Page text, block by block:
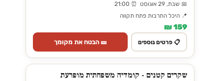
📅 שבת, 29 אוגוסט ⏰ 21:00
📍 היכל התרבות פתח תקווה
159 ₪
📋 פרטים נוספים 🎫 הבטח את מקומך
שקרים קטנים - קומדיה משפחתית מופרעת